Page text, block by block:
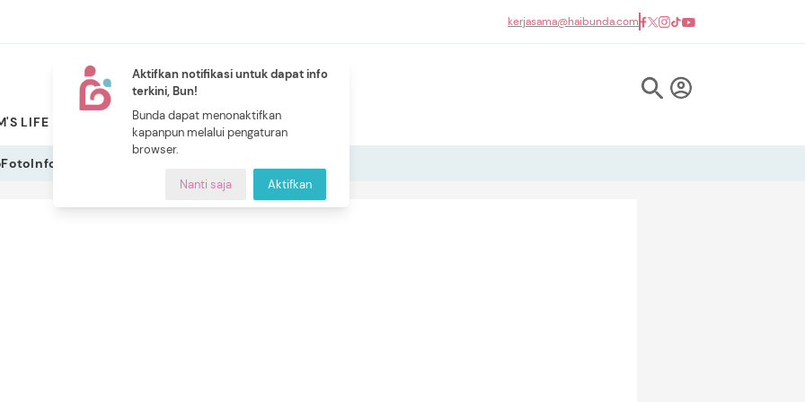
Aktifkan notifikasi untuk dapat info
terkini, Bun!
Bunda dapat menonaktifkan
kapanpun melalui pengaturan
browser.
Nanti saja Aktifkan
kerjasama@haibunda.com
LIFE PILIHAN BUNDA
NEW
CERITA BUNDA
FotoInfografis